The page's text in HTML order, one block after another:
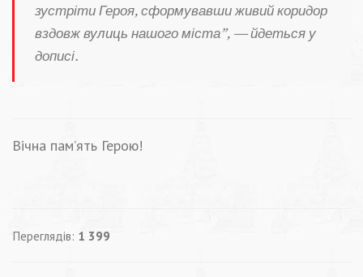
зустріти Героя, сформувавши живий коридор
вздовж вулиць нашого міста”, — йдеться у
дописі.
Вічна пам’ять Герою!
Переглядів: 1 399